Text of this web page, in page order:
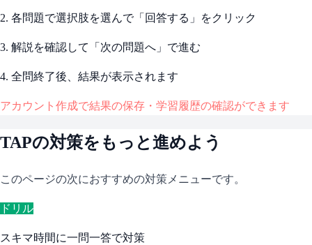
2. 各問題で選択肢を選んで「回答する」をクリック
3. 解説を確認して「次の問題へ」で進む
4. 全問終了後、結果が表示されます
アカウント作成で結果の保存・学習履歴の確認ができます
TAPの対策をもっと進めよう
このページの次におすすめの対策メニューです。
ドリル
スキマ時間に一問一答で対策